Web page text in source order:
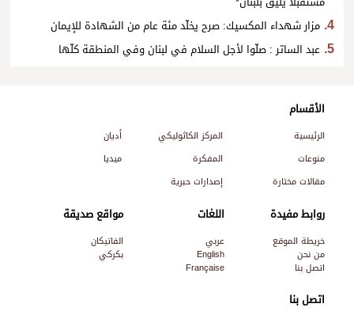
مزار شهداء المكسيك: صرح يخلّد مئة عام من الشهادة للإيمان
عبد الساتر : صلّوا لأجل السلام في لبنان وفي المنطقة كلّها
اتصل بنا
الأقسام
الرئيسية المركز الكاثوليكي
أديان
منوعات
المفكرة
ميديا
مقالات مختارة
إصدارات حبرية
روابط مفيدة
خريطة الموقع
من نحن
اتصل بنا
اللغات
عربي
English
Française
مواقع صديقة
الفاتيكان
بكركي